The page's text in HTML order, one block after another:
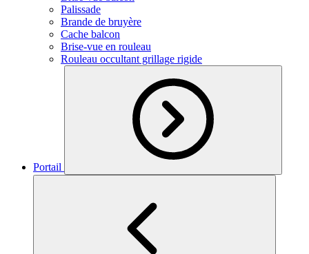
Palissade
Brande de bruyère
Cache balcon
Brise-vue en rouleau
Rouleau occultant grillage rigide
Portail